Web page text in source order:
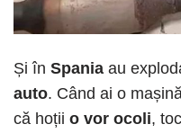
Și în Spania au
auto. Când ai o
că hoții o vor ocoli,